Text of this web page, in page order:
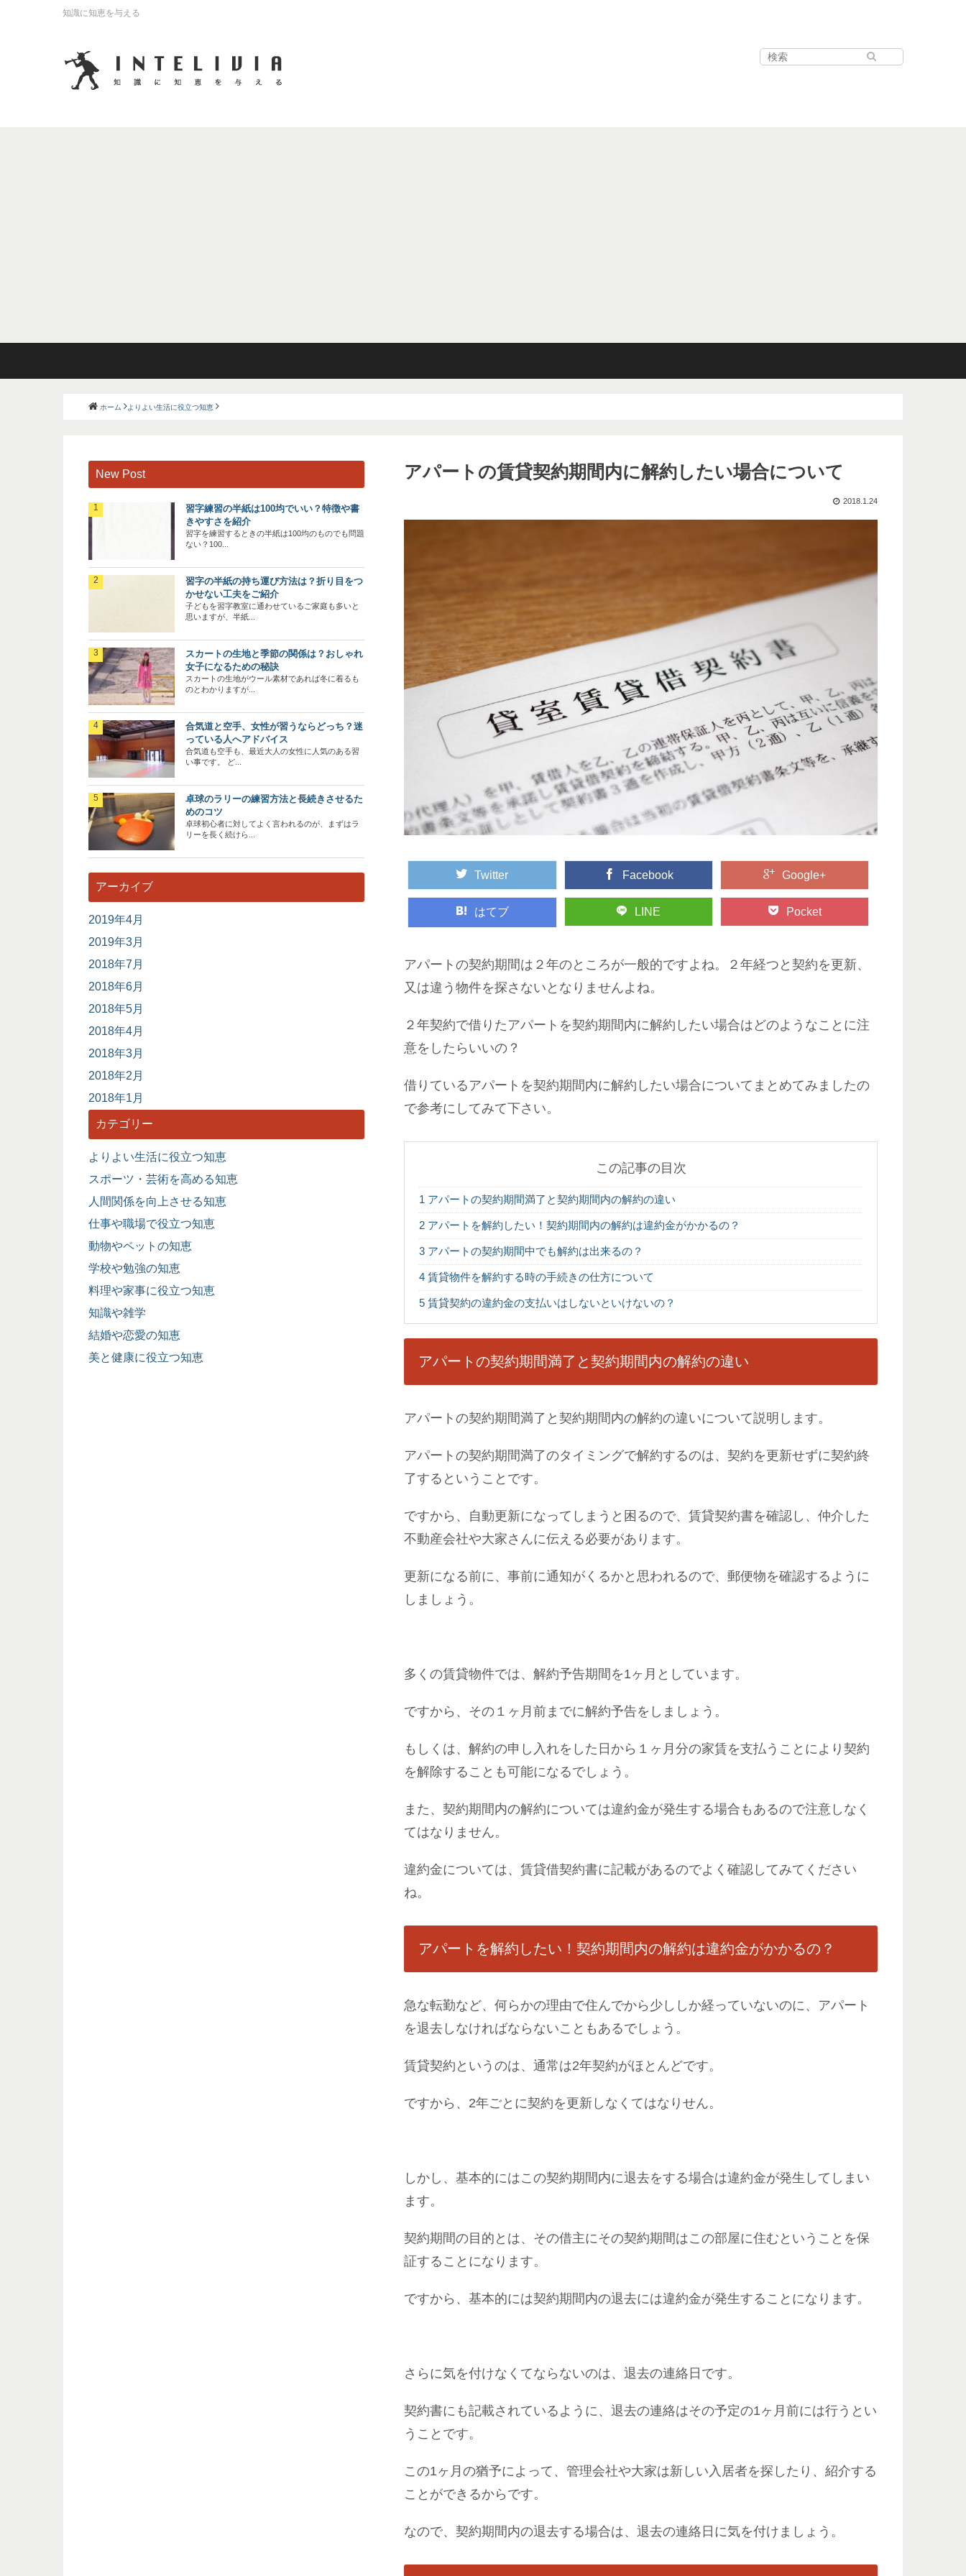
知識に知恵を与える
ホーム よりよい生活に役立つ知恵
アパートの賃貸契約期間内に解約したい場合について
2018.1.24
Twitter Facebook Google+
はてブ LINE Pocket
アパートの契約期間は２年のところが一般的ですよね。２年経つと契約を更新、
又は違う物件を探さないとなりませんよね。
２年契約で借りたアパートを契約期間内に解約したい場合はどのようなことに注
意をしたらいいの？
借りているアパートを契約期間内に解約したい場合についてまとめてみましたの
で参考にしてみて下さい。
この記事の目次
1 アパートの契約期間満了と契約期間内の解約の違い
2 アパートを解約したい！契約期間内の解約は違約金がかかるの？
3 アパートの契約期間中でも解約は出来るの？
4 賃貸物件を解約する時の手続きの仕方について
5 賃貸契約の違約金の支払いはしないといけないの？
アパートの契約期間満了と契約期間内の解約の違い
アパートの契約期間満了と契約期間内の解約の違いについて説明します。
アパートの契約期間満了のタイミングで解約するのは、契約を更新せずに契約終
了するということです。
ですから、自動更新になってしまうと困るので、賃貸契約書を確認し、仲介した
不動産会社や大家さんに伝える必要があります。
更新になる前に、事前に通知がくるかと思われるので、郵便物を確認するように
しましょう。
多くの賃貸物件では、解約予告期間を1ヶ月としています。
ですから、その１ヶ月前までに解約予告をしましょう。
もしくは、解約の申し入れをした日から１ヶ月分の家賃を支払うことにより契約
を解除することも可能になるでしょう。
また、契約期間内の解約については違約金が発生する場合もあるので注意しなく
てはなりません。
違約金については、賃貸借契約書に記載があるのでよく確認してみてください
ね。
アパートを解約したい！契約期間内の解約は違約金がかかるの？
急な転勤など、何らかの理由で住んでから少ししか経っていないのに、アパート
を退去しなければならないこともあるでしょう。
賃貸契約というのは、通常は2年契約がほとんどです。
ですから、2年ごとに契約を更新しなくてはなりせん。
しかし、基本的にはこの契約期間内に退去をする場合は違約金が発生してしまい
ます。
契約期間の目的とは、その借主にその契約期間はこの部屋に住むということを保
証することになります。
ですから、基本的には契約期間内の退去には違約金が発生することになります。
さらに気を付けなくてならないのは、退去の連絡日です。
契約書にも記載されているように、退去の連絡はその予定の1ヶ月前には行うとい
うことです。
この1ヶ月の猶予によって、管理会社や大家は新しい入居者を探したり、紹介する
ことができるからです。
なので、契約期間内の退去する場合は、退去の連絡日に気を付けましょう。
New Post
習字練習の半紙は100均でいい？特徴や書
きやすさを紹介
習字を練習するときの半紙は100均のものでも問題
ない？100...
習字の半紙の持ち運び方法は？折り目をつ
かせない工夫をご紹介
子どもを習字教室に通わせているご家庭も多いと
思いますが、半紙...
スカートの生地と季節の関係は？おしゃれ
女子になるための秘訣
スカートの生地がウール素材であれば冬に着るも
のとわかりますが...
合気道と空手、女性が習うならどっち？迷
っている人へアドバイス
合気道も空手も、最近大人の女性に人気のある習
い事です。 ど...
卓球のラリーの練習方法と長続きさせるた
めのコツ
卓球初心者に対してよく言われるのが、まずはラ
リーを長く続けら...
アーカイブ
2019年4月
2019年3月
2018年7月
2018年6月
2018年5月
2018年4月
2018年3月
2018年2月
2018年1月
カテゴリー
よりよい生活に役立つ知恵
スポーツ・芸術を高める知恵
人間関係を向上させる知恵
仕事や職場で役立つ知恵
動物やペットの知恵
学校や勉強の知恵
料理や家事に役立つ知恵
知識や雑学
結婚や恋愛の知恵
美と健康に役立つ知恵